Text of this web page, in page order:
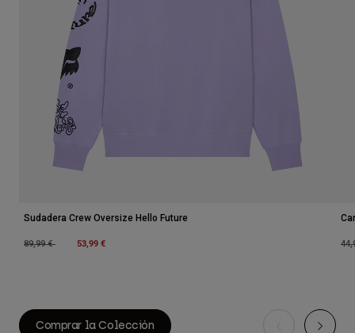
Comprar la Colección
Sudadera Crew Oversize Hello Future
Price reduced from
89,99 €to 53,99 €